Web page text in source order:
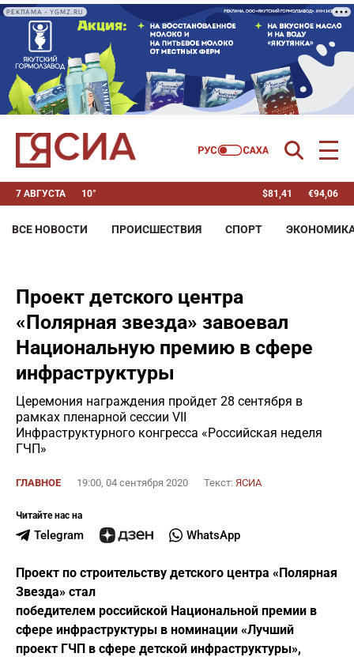
РЕКЛАМА • YGMZ.RU
7 АВГУСТА 10° $81,41 €94,06
ВСЕ НОВОСТИ ПРОИСШЕСТВИЯ СПОРТ
Проект детского центра
«Полярная звезда» завоевал
Национальную премию в сфере
инфраструктуры
Церемония награждения пройдет 28 сентября в
рамках пленарной сессии VII
Инфраструктурного конгресса «Российская неделя
ГЧП»
ГЛАВНОЕ 19:00, 04 сентября 2020 Текст: ЯСИА
Читайте нас на
Telegram WhatsApp
Проект по строительству детского центра «Полярная
Звезда» стал
победителем российской Национальной премии в
сфере инфраструктуры в номинации «Лучший
проект ГЧП в сфере детской инфраструктуры»,